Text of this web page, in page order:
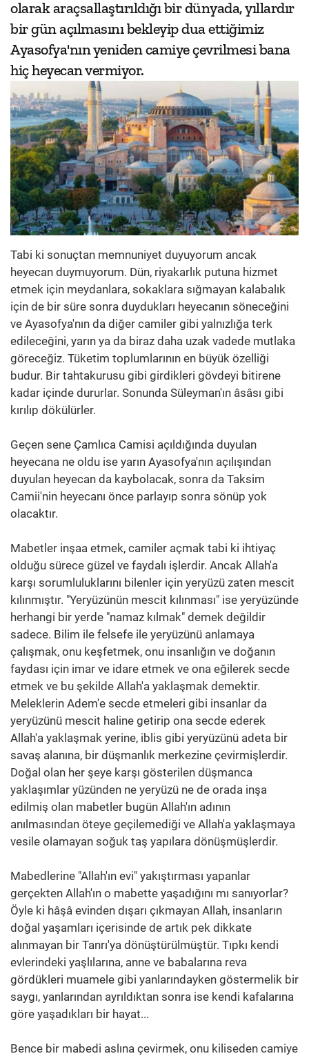
olarak araçsallaştırıldığı bir dünyada, yıllardır
bir gün açılmasını bekleyip dua ettiğimiz
Ayasofya'nın yeniden camiye çevrilmesi bana
hiç heyecan vermiyor.
Tabi ki sonuçtan memnuniyet duyuyorum ancak
heyecan duymuyorum. Dün, riyakarlık putuna hizmet
etmek için meydanlara, sokaklara sığmayan kalabalık
için de bir süre sonra duydukları heyecanın söneceğini
ve Ayasofya'nın da diğer camiler gibi yalnızlığa terk
edileceğini, yarın ya da biraz daha uzak vadede mutlaka
göreceğiz. Tüketim toplumlarının en büyük özelliği
budur. Bir tahtakurusu gibi girdikleri gövdeyi bitirene
kadar içinde dururlar. Sonunda Süleyman'ın âsâsı gibi
kırılıp dökülürler.
Geçen sene Çamlıca Camisi açıldığında duyulan
heyecana ne oldu ise yarın Ayasofya'nın açılışından
duyulan heyecan da kaybolacak, sonra da Taksim
Camii'nin heyecanı önce parlayıp sonra sönüp yok
olacaktır.
Mabetler inşaa etmek, camiler açmak tabi ki ihtiyaç
olduğu sürece güzel ve faydalı işlerdir. Ancak Allah'a
karşı sorumluluklarını bilenler için yeryüzü zaten mescit
kılınmıştır. "Yeryüzünün mescit kılınması" ise yeryüzünde
herhangi bir yerde "namaz kılmak" demek değildir
sadece. Bilim ile felsefe ile yeryüzünü anlamaya
çalışmak, onu keşfetmek, onu insanlığın ve doğanın
faydası için imar ve idare etmek ve ona eğilerek secde
etmek ve bu şekilde Allah'a yaklaşmak demektir.
Meleklerin Adem'e secde etmeleri gibi insanlar da
yeryüzünü mescit haline getirip ona secde ederek
Allah'a yaklaşmak yerine, iblis gibi yeryüzünü adeta bir
savaş alanına, bir düşmanlık merkezine çevirmişlerdir.
Doğal olan her şeye karşı gösterilen düşmanca
yaklaşımlar yüzünden ne yeryüzü ne de orada inşa
edilmiş olan mabetler bugün Allah'ın adının
anılmasından öteye geçilemediği ve Allah'a yaklaşmaya
vesile olamayan soğuk taş yapılara dönüşmüşlerdir.
Mabedlerine "Allah'ın evi" yakıştırması yapanlar
gerçekten Allah'ın o mabette yaşadığını mı sanıyorlar?
Öyle ki hâşâ evinden dışarı çıkmayan Allah, insanların
doğal yaşamları içerisinde de artık pek dikkate
alınmayan bir Tanrı'ya dönüştürülmüştür. Tıpkı kendi
evlerindeki yaşlılarına, anne ve babalarına reva
gördükleri muamele gibi yanlarındayken göstermelik bir
saygı, yanlarından ayrıldıktan sonra ise kendi kafalarına
göre yaşadıkları bir hayat...
Bence bir mabedi aslına çevirmek, onu kiliseden camiye